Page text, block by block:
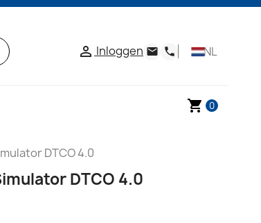
 Inloggen email phone NL
shopping_cart 0
DTCO 4.0
DTCO 4.0